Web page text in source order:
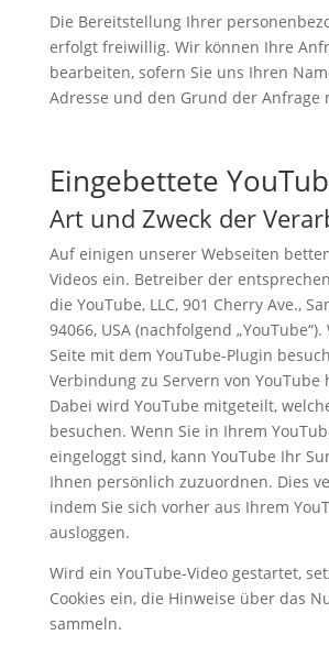
Die Bereitstellung Ihrer
erfolgt freiwillig. Wir können Ihre
bearbeiten, sofern Sie uns Ihren
Adresse und den Grund der Anfrage
Eingebettete
Art und Zweck der
Auf einigen unserer Webseiten
Videos ein. Betreiber der
die YouTube, LLC, 901 Cherry Ave.,
94066, USA (nachfolgend
Seite mit dem YouTube-Plugin
Verbindung zu Servern von YouTube
Dabei wird YouTube mitgeteilt,
besuchen. Wenn Sie in Ihrem
eingeloggt sind, kann YouTube Ihr
Ihnen persönlich zuzuordnen. Dies
indem Sie sich vorher aus Ihrem
ausloggen.
Wird ein YouTube-Video gestartet,
Cookies ein, die Hinweise über das
sammeln.